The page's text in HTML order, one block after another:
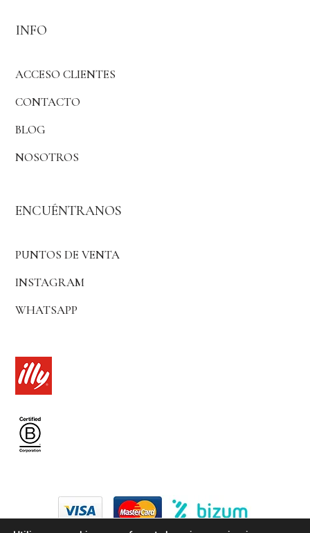
INFO
ACCESO CLIENTES
CONTACTO
BLOG
NOSOTROS
ENCUÉNTRANOS
PUNTOS DE VENTA
INSTAGRAM
WHATSAPP